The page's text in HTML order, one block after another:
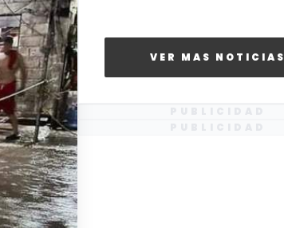
VER MAS NOTICIAS